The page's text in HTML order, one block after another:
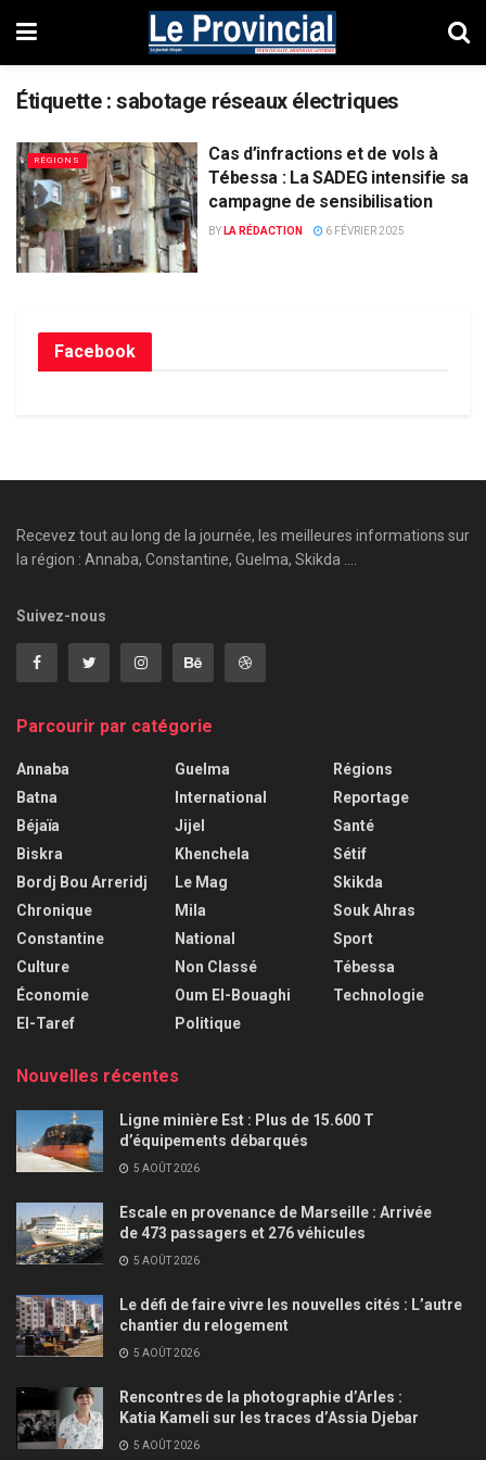
Étiquette :sabotage réseaux électriques
RÉGIONS
Cas d’infractions et de vols à
Tébessa : La SADEG intensifie sa
campagne de sensibilisation
BY LA RÉDACTION 6 FÉVRIER 2025
Facebook
Recevez tout au long de la journée, les meilleures informations sur
la région : Annaba, Constantine, Guelma, Skikda ....
Suivez-nous
Parcourir par catégorie
Annaba
Batna
Béjaïa
Biskra
Bordj Bou Arreridj
Chronique
Constantine
Culture
Économie
El-Taref
Guelma
International
Jijel
Khenchela
Le Mag
Mila
National
Non Classé
Oum El-Bouaghi
Politique
Régions
Reportage
Santé
Sétif
Skikda
Souk Ahras
Sport
Tébessa
Technologie
Nouvelles récentes
Ligne minière Est : Plus de 15.600 T
d’équipements débarqués
5 AOÛT 2026
Escale en provenance de Marseille : Arrivée
de 473 passagers et 276 véhicules
5 AOÛT 2026
Le défi de faire vivre les nouvelles cités : L’autre
chantier du relogement
5 AOÛT 2026
Rencontres de la photographie d’Arles :
Katia Kameli sur les traces d’Assia Djebar
5 AOÛT 2026